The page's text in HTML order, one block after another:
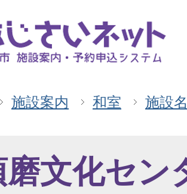
施設案内 和室 施設
文化セン